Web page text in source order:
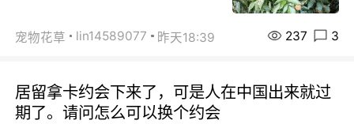
宠物花草 lin14589077 昨天18:39 237 3
居留拿卡约会下来了，可是人在中国出来就过
期了。请问怎么可以换个约会